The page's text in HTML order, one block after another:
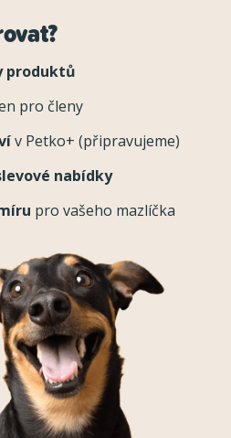
produktů
pro členy
v Petko+ (připravujeme)
nabídky
pro vašeho mazlíčka